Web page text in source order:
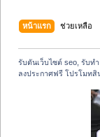
หน้าแรก ช่วยเหลือ
รับดันเว็บไซต์ seo, รับท
ลงประกาศฟรี โปรโมทสิ